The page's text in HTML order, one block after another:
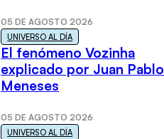
05 DE AGOSTO 2026
UNIVERSO AL DÍA
El fenómeno Vozinha
explicado por Juan Pablo
Meneses
05 DE AGOSTO 2026
UNIVERSO AL DÍA